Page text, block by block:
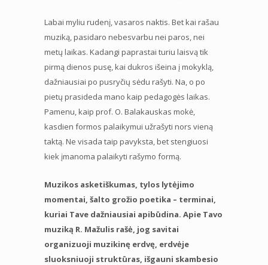
Labai myliu rudenį, vasaros naktis. Bet kai rašau
muziką, pasidaro nebesvarbu nei paros, nei
metų laikas. Kadangi paprastai turiu laisvą tik
pirmą dienos pusę, kai dukros išeina į mokyklą,
dažniausiai po pusryčių sėdu rašyti. Na, o po
pietų prasideda mano kaip pedagogės laikas.
Pamenu, kaip prof. O. Balakauskas mokė,
kasdien formos palaikymui užrašyti nors vieną
taktą. Ne visada taip pavyksta, bet stengiuosi
kiek įmanoma palaikyti rašymo formą.
Muzikos asketiškumas, tylos lytėjimo
momentai, šalto grožio poetika – terminai,
kuriai Tave dažniausiai apibūdina. Apie Tavo
muziką R. Mažulis rašė, jog savitai
organizuoji muzikinę erdvę, erdvėje
sluoksniuoji struktūras, išgauni skambesio